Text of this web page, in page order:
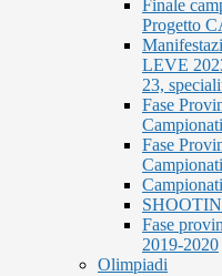
Finale
Progetto
LEVE
23,
Fase
Fase
Fase
2019-2020
Olimpiadi